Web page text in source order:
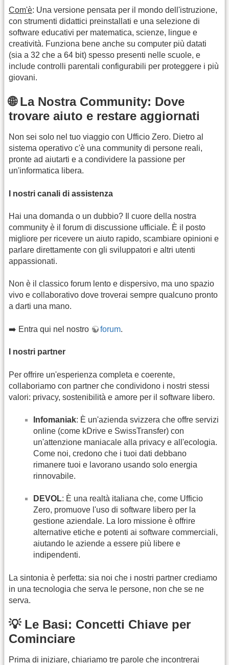
Com'è: Una versione pensata per il mondo dell'istruzione,
con strumenti didattici preinstallati e una selezione di
software educativi per matematica, scienze, lingue e
creatività. Funziona bene anche su computer più datati
(sia a 32 che a 64 bit) spesso presenti nelle scuole, e
include controlli parentali configurabili per proteggere i più
giovani.
🌐 La Nostra Community: Dove
trovare aiuto e restare aggiornati
Non sei solo nel tuo viaggio con Ufficio Zero. Dietro al
sistema operativo c'è una community di persone reali,
pronte ad aiutarti e a condividere la passione per
un'informatica libera.
I nostri canali di assistenza
Hai una domanda o un dubbio? Il cuore della nostra
community è il forum di discussione ufficiale. È il posto
migliore per ricevere un aiuto rapido, scambiare opinioni e
parlare direttamente con gli sviluppatori e altri utenti
appassionati.
Non è il classico forum lento e dispersivo, ma uno spazio
vivo e collaborativo dove troverai sempre qualcuno pronto
a darti una mano.
➡️ Entra qui nel nostro forum.
I nostri partner
Per offrire un'esperienza completa e coerente,
collaboriamo con partner che condividono i nostri stessi
valori: privacy, sostenibilità e amore per il software libero.
Infomaniak: È un'azienda svizzera che offre servizi
online (come kDrive e SwissTransfer) con
un'attenzione maniacale alla privacy e all'ecologia.
Come noi, credono che i tuoi dati debbano
rimanere tuoi e lavorano usando solo energia
rinnovabile.
DEVOL: È una realtà italiana che, come Ufficio
Zero, promuove l'uso di software libero per la
gestione aziendale. La loro missione è offrire
alternative etiche e potenti ai software commerciali,
aiutando le aziende a essere più libere e
indipendenti.
La sintonia è perfetta: sia noi che i nostri partner crediamo
in una tecnologia che serva le persone, non che se ne
serva.
💡 Le Basi: Concetti Chiave per
Cominciare
Prima di iniziare, chiariamo tre parole che incontrerai